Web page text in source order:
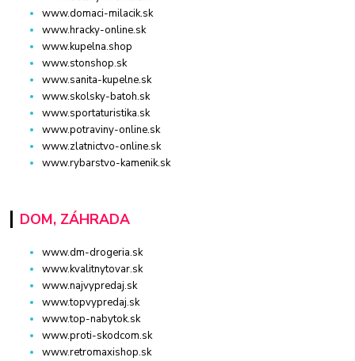
www.domaci-milacik.sk
www.hracky-online.sk
www.kupelna.shop
www.stonshop.sk
www.sanita-kupelne.sk
www.skolsky-batoh.sk
www.sportaturistika.sk
www.potraviny-online.sk
www.zlatnictvo-online.sk
www.rybarstvo-kamenik.sk
DOM, ZÁHRADA
www.dm-drogeria.sk
www.kvalitnytovar.sk
www.najvypredaj.sk
www.topvypredaj.sk
www.top-nabytok.sk
www.proti-skodcom.sk
www.retromaxishop.sk